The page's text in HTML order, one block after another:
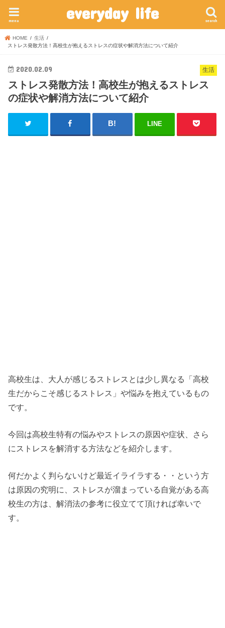
everyday life search
menu
HOME
生活
ストレス発散方法！高校生が抱えるストレスの症状や解消方法について紹介
生活
2020.02.09
ストレス発散方法！高校生が抱えるストレス
の症状や解消方法について紹介
LINE
高校生は、大人が感じるストレスとは少し異なる「高校
生だからこそ感じるストレス」や悩みを抱えているもの
です。
今回は高校生特有の悩みやストレスの原因や症状、さら
にストレスを解消する方法などを紹介します。
何だかよく判らないけど最近イライラする・・という方
は原因の究明に、ストレスが溜まっている自覚がある高
校生の方は、解消法の参考に役立てて頂ければ幸いで
す。